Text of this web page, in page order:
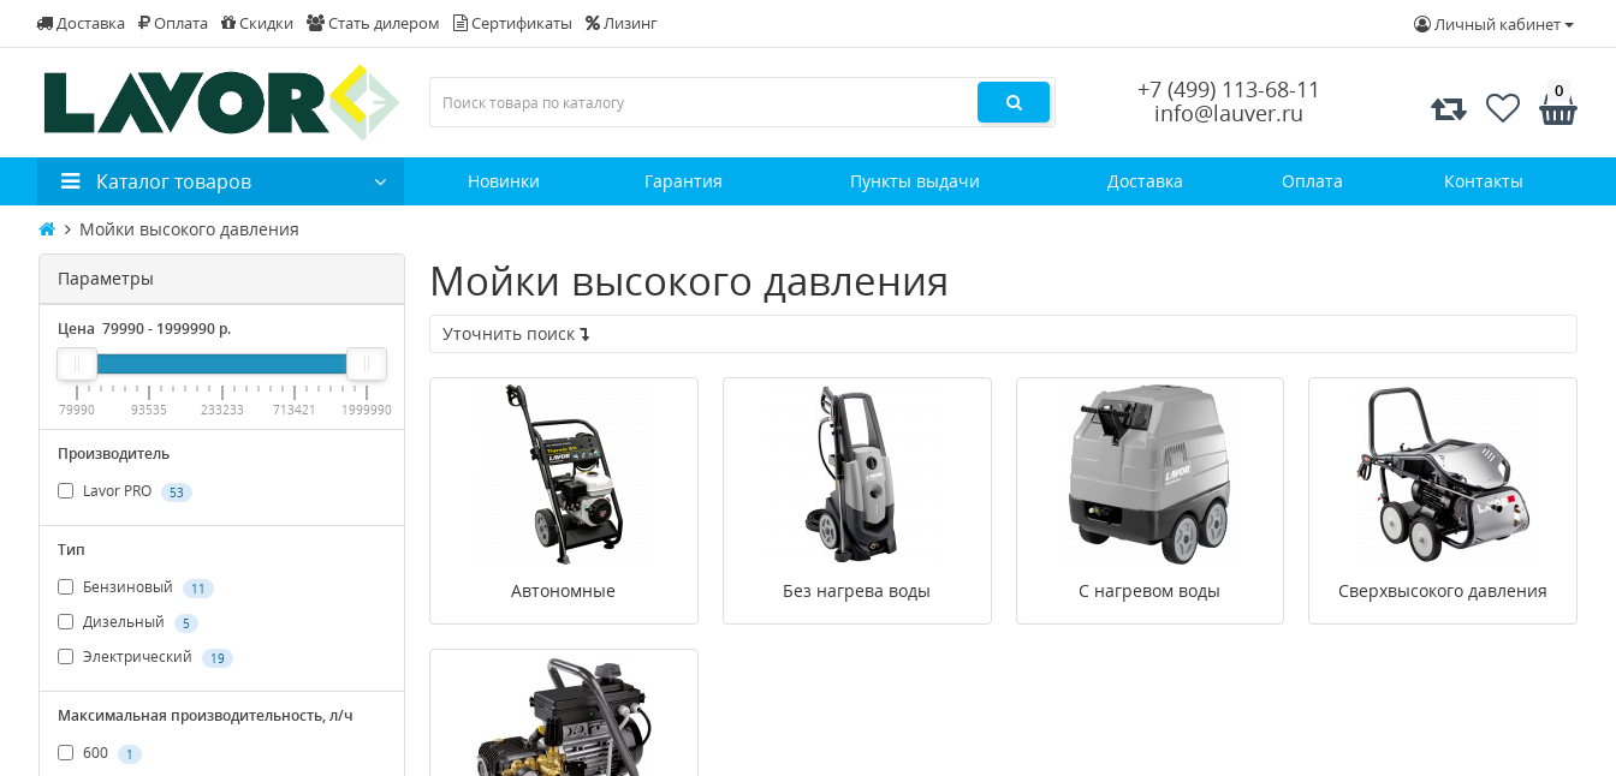
Доставка Оплата Скидки Стать дилером Сертификаты Лизинг Личный кабинет
+7 (499) 113-68-11
info@lauver.ru
0
Каталог товаров Новинки Гарантия Пункты выдачи Доставка Оплата Контакты
Мойки высокого давления
Параметры
Цена 79990- 1999990 р.
79990 93535 233233 713421 1999990
Производитель
Lavor PRO
53
Тип
Бензиновый
11
Дизельный 5
Электрический 19
Максимальная производительность, л/ч
600
1
Мойки высокого давления
Уточнить поиск
Автономные Без нагрева воды С нагревом воды Сверхвысокого давления